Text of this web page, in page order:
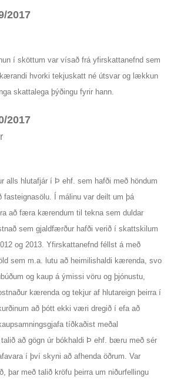
2017
í sköttum var vísað frá yfirskattanefnd sem
hvorki tekjuskatt né útsvar og lækkun
skattalega þýðingu fyrir hann.
2017
alls hlutafjár í Þ ehf. sem hafði með höndum
fasteignasölu. Í málinu var deilt um þá
að færa kærendum til tekna sem duldar
sem gjaldfærður hafði verið í skattskilum
og 2013. Yfirskattanefnd féllst á með
sem m.a. lutu að heimilishaldi kærenda, svo
og kaup á ýmissi vöru og þjónustu,
kærenda og tekjur af hlutareign þeirra í
að þótt ekki væri dregið í efa að
tíðkaðist meðal
að gögn úr bókhaldi Þ ehf. bæru með sér
í því skyni að afhenda öðrum. Var
þar með talið kröfu þeirra um niðurfellingu